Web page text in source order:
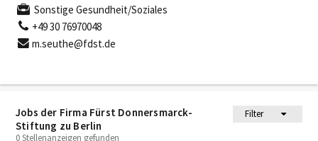
Jobs der Firma Fürst Donnersmarck-
Stiftung zu Berlin
Filter
0 Stellenanzeigen gefunden
Sonstige Gesundheit/Soziales
+49 30 76970048
m.seuthe@fdst.de